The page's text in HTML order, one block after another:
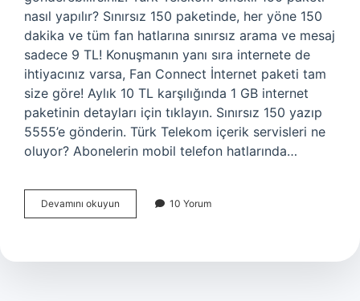
nasıl yapılır? Sınırsız 150 paketinde, her yöne 150
dakika ve tüm fan hatlarına sınırsız arama ve mesaj
sadece 9 TL! Konuşmanın yanı sıra internete de
ihtiyacınız varsa, Fan Connect İnternet paketi tam
size göre! Aylık 10 TL karşılığında 1 GB internet
paketinin detayları için tıklayın. Sınırsız 150 yazıp
5555’e gönderin. Türk Telekom içerik servisleri ne
oluyor? Abonelerin mobil telefon hatlarında…
Devamını okuyun
Türk
Demek
10 Yorum